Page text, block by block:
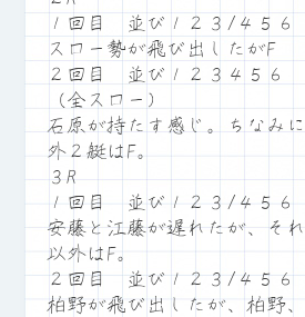
１回目 並び１２３/４５６
スロー勢が飛び出したがF
２回目 並び１２３４５６
（全スロー）
石原が持たす感じ。ちなみに
外２艇はF。
３R
１回目 並び１２３/４５６
安藤と江藤が遅れたが、それ
以外はF。
２回目 並び１２３/４５６
柏野が飛び出したが、柏野、